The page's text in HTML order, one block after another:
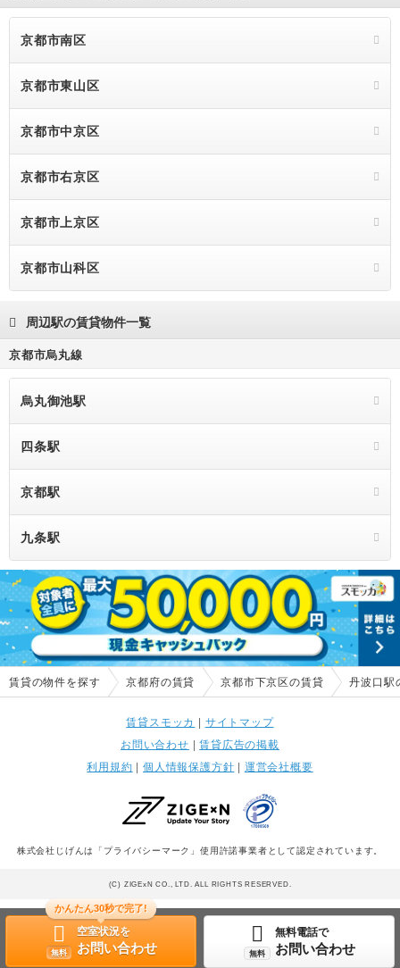
京都市南区
京都市東山区
京都市中京区
京都市右京区
京都市上京区
京都市山科区
周辺駅の賃貸物件一覧
京都市烏丸線
烏丸御池駅
四条駅
京都駅
九条駅
かんたん30秒で完了!
無料
空室状況を
お問い合わせ 無料
無料電話で
お問い合わせ
賃貸の物件を探す 京都府の賃貸 京都市下京区の賃貸 丹波口駅
賃貸スモッカ | サイトマップ
お問い合わせ |賃貸広告の掲載
利用規約 | 個人情報保護方針 | 運営会社概要
株式会社じげんは「プライバシーマーク」使用許諾事業者として認定されています。
(C) ZIGExN CO., LTD. ALL RIGHTS RESERVED.